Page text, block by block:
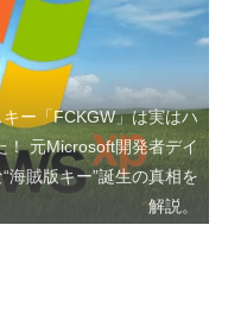
ー「FCKGW」は実はハ
！ 元Microsoft開発者デイ
海賊版キー”誕生の真相を
解説。